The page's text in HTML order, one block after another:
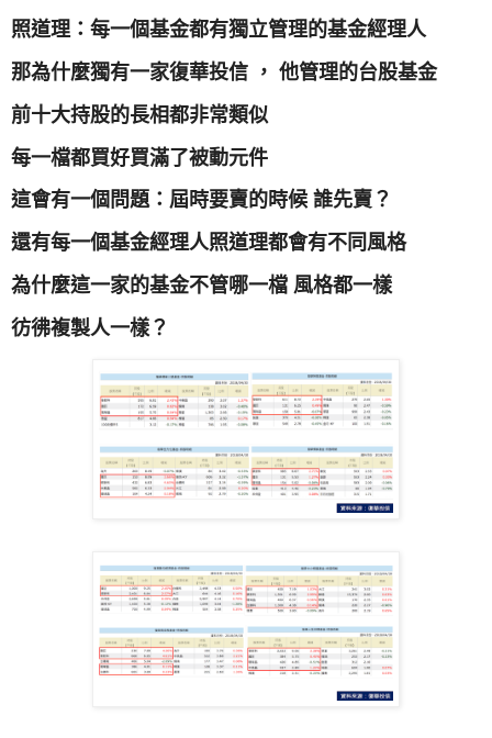
照道理：每一個基金都有獨立管理的基金經理人
那為什麼獨有一家復華投信 ， 他管理的台股基金
前十大持股的長相都非常類似
每一檔都買好買滿了被動元件
這會有一個問題：屆時要賣的時候 誰先賣？
還有每一個基金經理人照道理都會有不同風格
為什麼這一家的基金不管哪一檔 風格都一樣
彷彿複製人一樣？